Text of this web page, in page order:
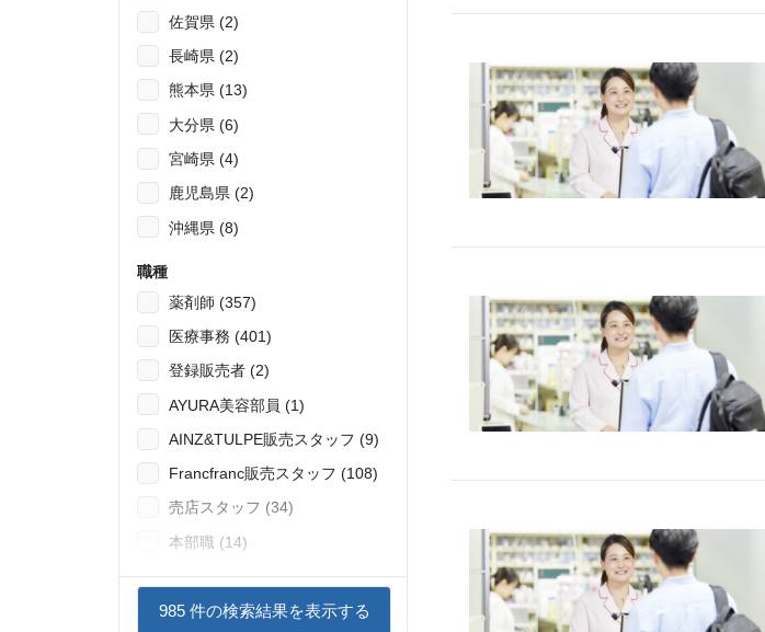
佐賀県 (2)
長崎県 (2)
熊本県 (13)
大分県 (6)
宮崎県 (4)
鹿児島県 (2)
沖縄県 (8)
職種
薬剤師 (357)
医療事務 (401)
登録販売者 (2)
AYURA美容部員 (1)
AINZ&TULPE販売スタッフ (9)
Francfranc販売スタッフ (108)
売店スタッフ (34)
本部職 (14)
985件の検索結果を表示する